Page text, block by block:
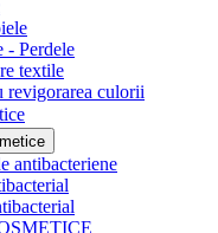
- Perdele
textile
revigorarea culorii
antibacteriene